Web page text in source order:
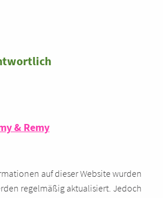
& Remy
auf dieser Website wurden
regelmäßig aktualisiert. Jedoch